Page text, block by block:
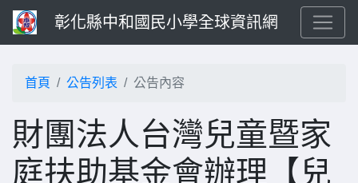
彰化縣中和國民小學全球資訊網
首頁 公告列表 公告內容
財團法人台灣兒童暨家
庭扶助基金會辦理【兒